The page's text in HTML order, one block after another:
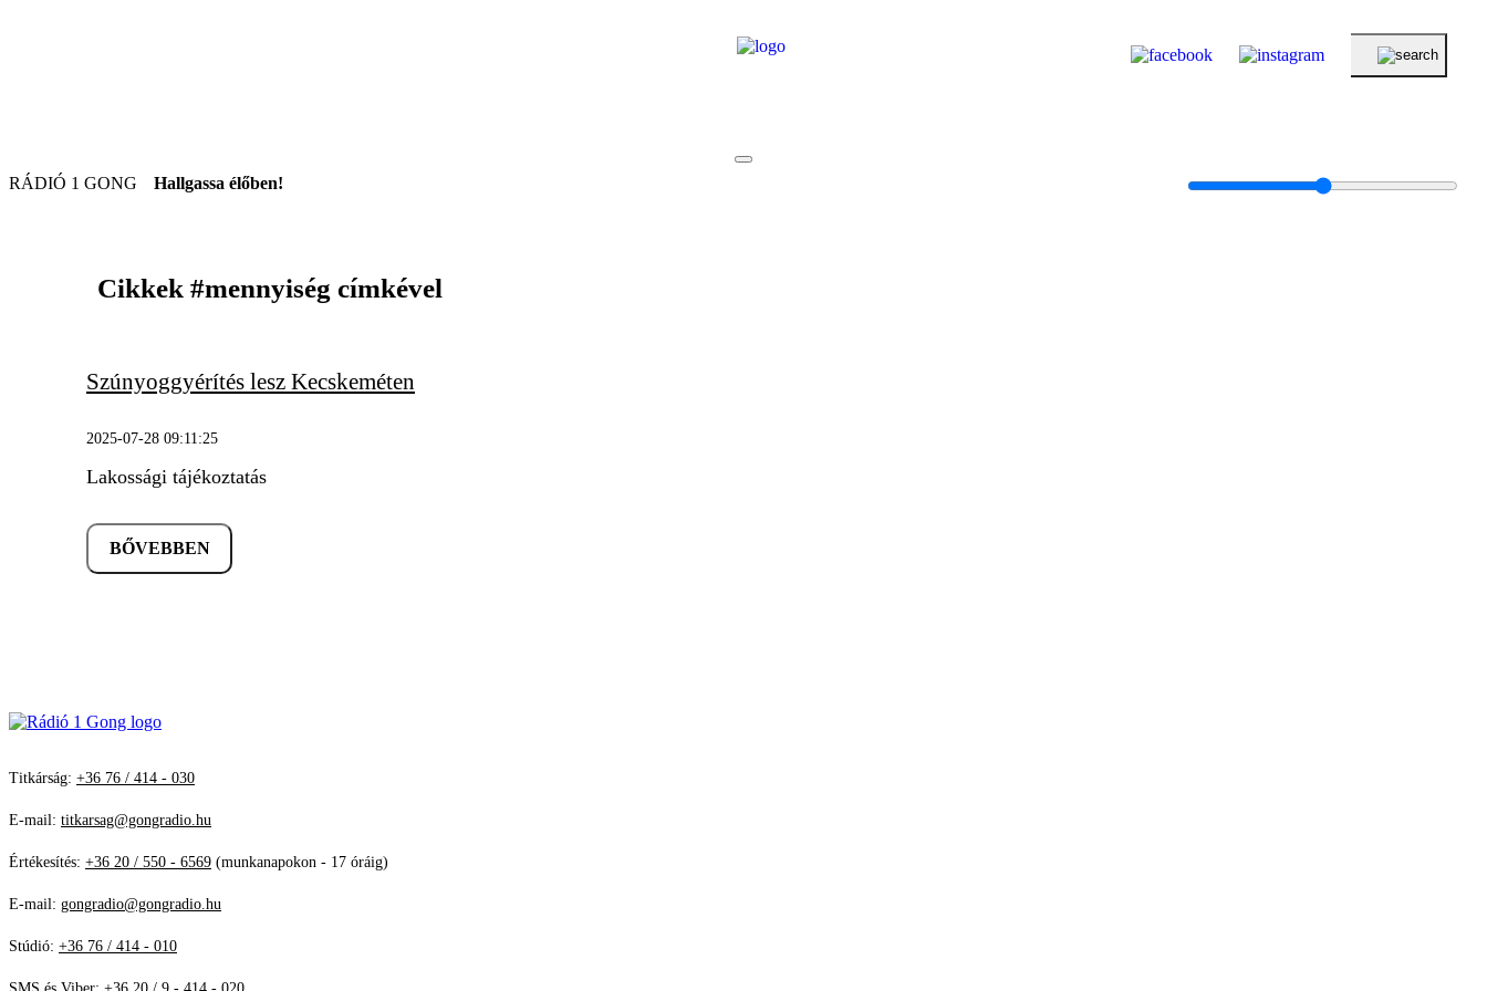
RÁDIÓ 1 GONG Hallgassa élőben!
Cikkek #mennyiség címkével
Szúnyoggyérítés lesz Kecskeméten
2025-07-28 09:11:25
Lakossági tájékoztatás
BŐVEBBEN
Titkárság: +36 76 / 414 - 030
E-mail: titkarsag@gongradio.hu
Értékesítés: +36 20 / 550 - 6569 (munkanapokon - 17 óráig)
E-mail: gongradio@gongradio.hu
Stúdió: +36 76 / 414 - 010